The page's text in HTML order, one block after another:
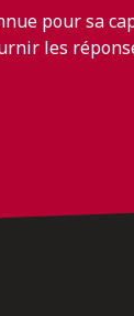
pour sa
les